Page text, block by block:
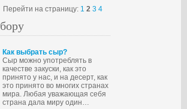
Перейти на страницу: 1 2 3 4
Как выбрать сыр?
Сыр можно употреблять в
качестве закуски, как это
принято у нас, и на десерт, как
это принято во многих странах
мира. Любая уважающая себя
страна дала миру один…